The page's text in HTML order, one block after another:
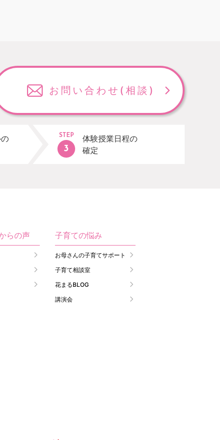
お問い合わせ (相談)
STEP
体験授業日程の
確定
らの声 子育ての悩み
お母さんの子育てサポート
子育て相談室
花まるBLOG
講演会